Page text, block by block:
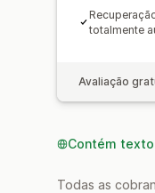
totalmente
Avaliação
Contém
Todas as